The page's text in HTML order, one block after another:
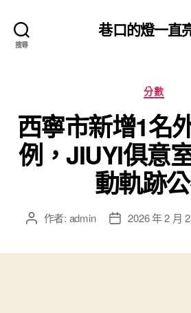
搜尋
巷口的燈一直
分
類
分數
西寧市新增1名
例，JIUYI俱意
動軌跡
文 作者: admin
文 2026 年 2 月